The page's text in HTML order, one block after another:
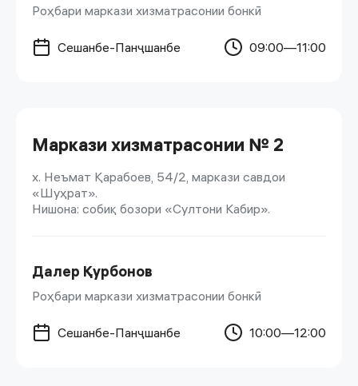
Роҳбари маркази хизматрасонии бонкӣ
Сешанбе-Панҷшанбе 09:00—11:00
Маркази хизматрасонии № 2
х. Неъмат Қарабоев, 54/2, маркази савдои
«Шуҳрат».
Нишона: собиқ бозори «Султони Кабир».
Далер Қурбонов
Роҳбари маркази хизматрасонии бонкӣ
Сешанбе-Панҷшанбе 10:00—12:00